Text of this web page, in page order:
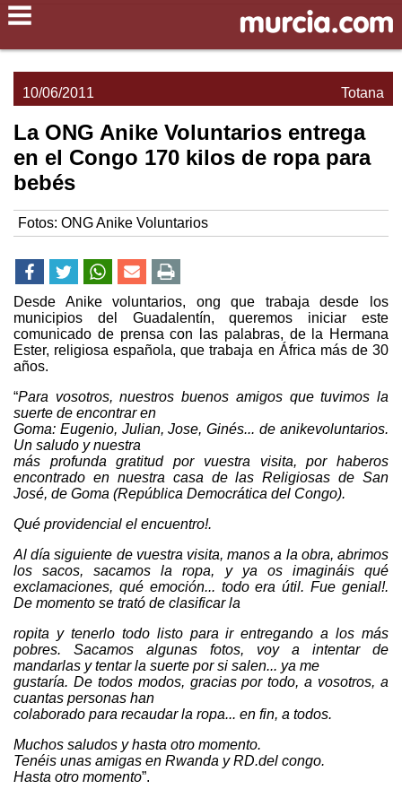
Totana
10/06/2011
La ONG Anike Voluntarios entrega
en el Congo 170 kilos de ropa para
bebés
Fotos: ONG Anike Voluntarios
Desde Anike voluntarios, ong que trabaja desde los
municipios del Guadalentín, queremos iniciar este
comunicado de prensa con las palabras, de la Hermana
Ester, religiosa española, que trabaja en África más de 30
años.
“Para vosotros, nuestros buenos amigos que tuvimos la
suerte de encontrar en
Goma: Eugenio, Julian, Jose, Ginés... de anikevoluntarios.
Un saludo y nuestra
más profunda gratitud por vuestra visita, por haberos
encontrado en nuestra casa de las Religiosas de San
José, de Goma (República Democrática del Congo).
Qué providencial el encuentro!.
Al día siguiente de vuestra visita, manos a la obra, abrimos
los sacos, sacamos la ropa, y ya os imagináis qué
exclamaciones, qué emoción... todo era útil. Fue genial!.
De momento se trató de clasificar la
ropita y tenerlo todo listo para ir entregando a los más
pobres. Sacamos algunas fotos, voy a intentar de
mandarlas y tentar la suerte por si salen... ya me
gustaría. De todos modos, gracias por todo, a vosotros, a
cuantas personas han
colaborado para recaudar la ropa... en fin, a todos.
Muchos saludos y hasta otro momento.
Tenéis unas amigas en Rwanda y RD.del congo.
Hasta otro momento”.